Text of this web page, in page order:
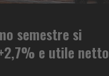
semestre si
e utile netto